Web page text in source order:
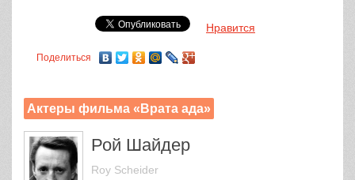
Нравится
Поделиться
Актеры фильма «Врата ада»
Рой Шайдер
Roy Scheider